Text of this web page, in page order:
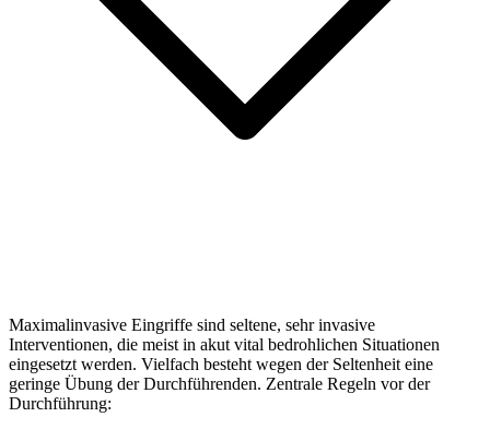
Maximalinvasive Eingriffe sind seltene, sehr invasive
Interventionen, die meist in akut vital bedrohlichen Situationen
eingesetzt werden. Vielfach besteht wegen der Seltenheit eine
geringe Übung der Durchführenden. Zentrale Regeln vor der
Durchführung: